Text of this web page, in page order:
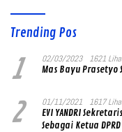
Trending Pos
1 02/03/2023 1621
Mas Bayu
2 01/11/2021 1617
EVI YANDRI
Sebagai Ketua